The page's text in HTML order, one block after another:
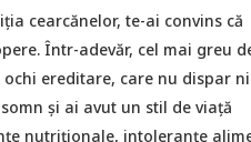
cearcănelor, te-ai convins că
Într-adevăr, cel mai greu
ereditare, care nu dispar
și ai avut un stil de viață
nutriționale, intoleranțe